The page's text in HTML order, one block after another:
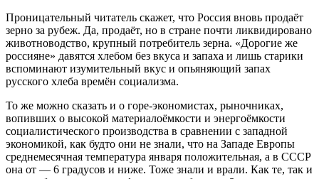
Проницательный читатель скажет, что Россия вновь продаёт
зерно за рубеж. Да, продаёт, но в стране почти ликвидировано
животноводство, крупный потребитель зерна. «Дорогие же
россияне» давятся хлебом без вкуса и запаха и лишь старики
вспоминают изумительный вкус и опьяняющий запах
русского хлеба времён социализма.
То же можно сказать и о горе-экономистах, рыночниках,
вопивших о высокой материалоёмкости и энергоёмкости
социалистического производства в сравнении с западной
экономикой, как будто они не знали, что на Западе Европы
среднемесячная температура января положительная, а в СССР
она от — 6 градусов и ниже. Тоже знали и врали. Как те, так и